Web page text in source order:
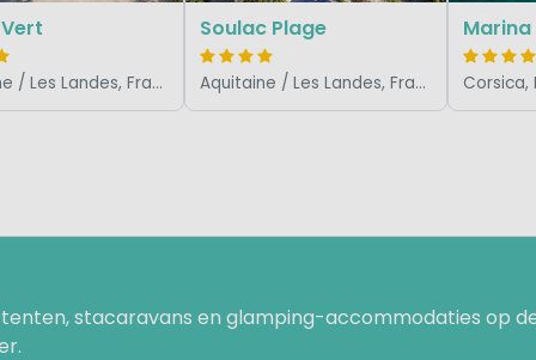
Aquitaine / Les Landes, Frankrijk
Soulac Plage
Aquitaine / Les Landes, Frankrijk
Marina
Corsica,
stacaravans en glamping-accommodaties op